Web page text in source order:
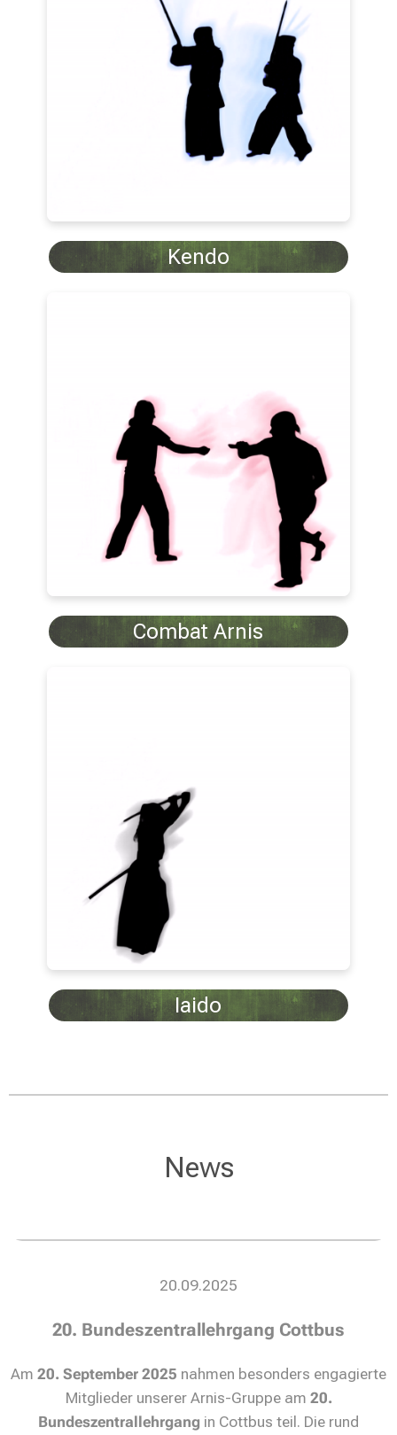
Kendo
Combat Arnis
Iaido
News
20.09.2025
20. Bundeszentrallehrgang Cottbus
Am 20. September 2025 nahmen besonders engagierte
Mitglieder unserer Arnis-Gruppe am 20.
Bundeszentrallehrgang in Cottbus teil. Die rund